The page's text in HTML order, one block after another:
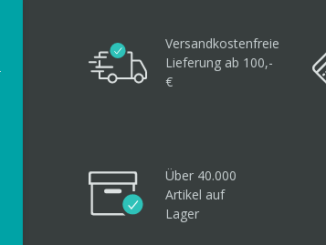
Versandkostenfreie
Lieferung ab 100,-
€
Über 40.000
Artikel auf
Lager